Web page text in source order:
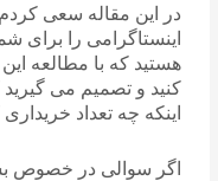
در این مقاله سعی کردم
اینستاگرامی را برای
هستید که با مطالعه
کنید و تصمیم می گیرید
اینکه چه تعداد خریداری
اگر سوالی در خصوص